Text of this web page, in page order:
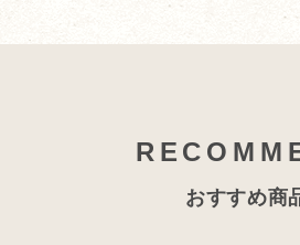
おすすめ商